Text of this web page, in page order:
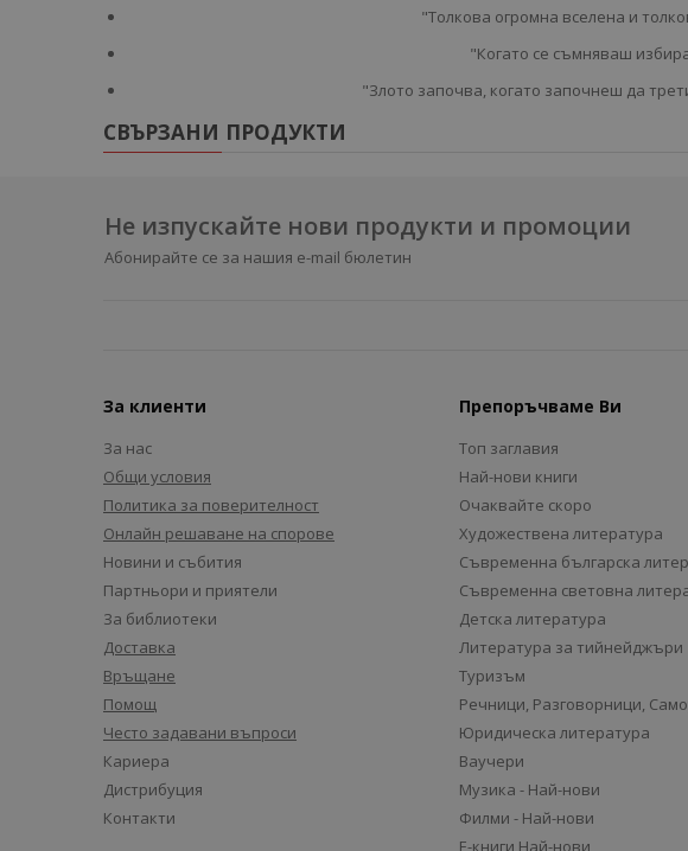
"Толкова огромна вселена и
"Когато се съмняваш
"Злото започва, когато започнеш да
СВЪРЗАНИ ПРОДУКТИ
Не изпускайте нови продукти и промоции
Абонирайте се за нашия e-mail бюлетин
За клиенти
За нас
Общи условия
Политика за поверителност
Онлайн решаване на спорове
Новини и събития
Партньори и приятели
За библиотеки
Доставка
Връщане
Помощ
Често задавани въпроси
Кариера
Дистрибуция
Контакти
Препоръчваме Ви
Топ заглавия
Най-нови книги
Очаквайте скоро
Художествена литература
Съвременна българска
Съвременна световна
Детска литература
Литература за тийнейджъри
Туризъм
Речници, Разговорници,
Юридическа литература
Ваучери
Музика - Най-нови
Филми - Най-нови
Е-книги Най-нови